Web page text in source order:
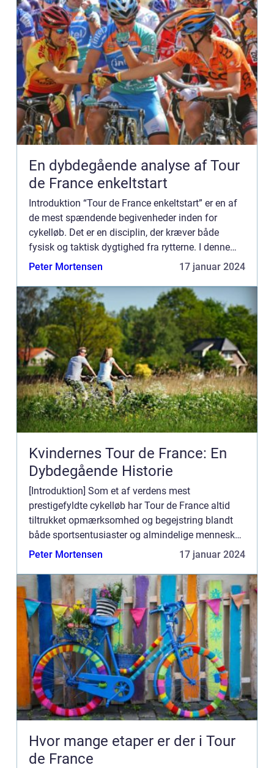
En dybdegående analyse af Tour
de France enkeltstart
Introduktion “Tour de France enkeltstart” er en af
de mest spændende begivenheder inden for
cykelløb. Det er en disciplin, der kræver både
fysisk og taktisk dygtighed fra rytterne. I denne
artikel vil vi udforske, hvad der gør enkeltstart...
Peter Mortensen 17 januar 2024
Kvindernes Tour de France: En
Dybdegående Historie
[Introduktion] Som et af verdens mest
prestigefyldte cykelløb har Tour de France altid
tiltrukket opmærksomhed og begejstring blandt
både sportsentusiaster og almindelige mennesker.
Men hvad med “kvindernes Tour de France”? I
Peter Mortensen 17 januar 2024
Hvor mange etaper er der i Tour
de France